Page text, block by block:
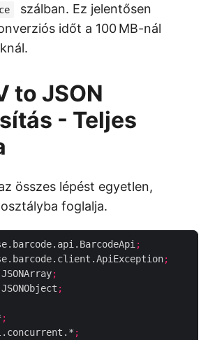
szálban. Ez jelentősen
időt a 100 MB-nál
to JSON
- Teljes
összes lépést egyetlen,
foglalja.
;
;
;
;
;
;